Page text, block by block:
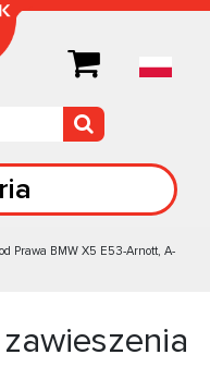
Prawa BMW X5 E53-Arnott, A-